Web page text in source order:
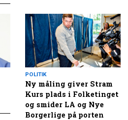
POLITIK
Ny måling giver Stram
Kurs plads i Folketinget
og smider LA og Nye
Borgerlige på porten